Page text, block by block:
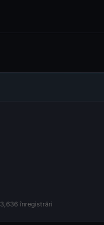
3,636 înregistrări